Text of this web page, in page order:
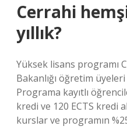
Cerrahi
yıllık?
Yüksek lisans programı
Bakanlığı öğretim
Programa kayıtlı
kredi ve 120 ECTS kredi
kurslar ve programın